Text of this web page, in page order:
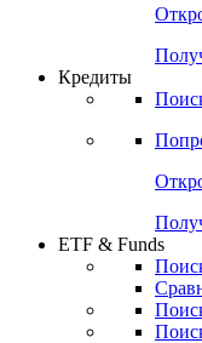
Кредиты
ETF & Funds